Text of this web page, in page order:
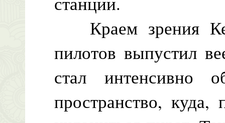
Краем зрения
пилотов выпустил
стал интенсивно
пространство,